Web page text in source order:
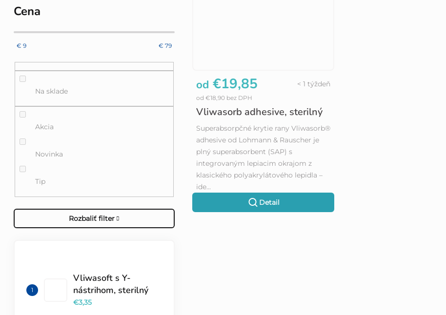
Cena
€ 9 € 79
Na sklade
Akcia
Novinka
Tip
Rozbaliť filter
Vliwasoft s Y-
nástrihom, sterilný
€3,35
Vliwasorb adhesive, sterilný
< 1 týždeň
od €18,90 bez DPH
od €19,85
Detail
Superabsorpčné krytie rany Vliwasorb®
adhesive od Lohmann & Rauscher je
plný superabsorbent (SAP) s
integrovaným lepiacim okrajom z
klasického polyakrylátového lepidla –
ide...